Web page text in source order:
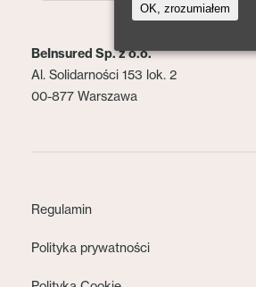
BeInsured Sp. z o.o.
Al. Solidarności 153 lok. 2
00-877 Warszawa
Regulamin
Polityka prywatności
OK, zrozumiałem